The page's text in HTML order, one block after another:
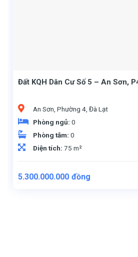
Đất KQH Dân Cư Số 5 – An Sơn,
An Sơn, Phường 4, Đà Lạt
Phòng ngủ: 0
Phòng tắm: 0
Diện tích: 75 m²
5.300.000.000 đồng